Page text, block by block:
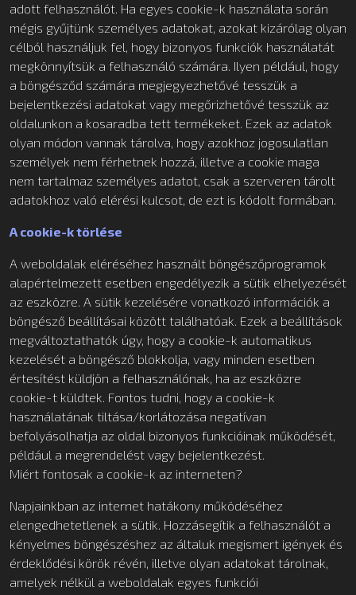
adott felhasználót. Ha egyes cookie-k használata során
mégis gyűjtünk személyes adatokat, azokat kizárólag olyan
célból használjuk fel, hogy bizonyos funkciók használatát
megkönnyítsük a felhasználó számára. Ilyen például, hogy
a böngésződ számára megjegyezhetővé tesszük a
bejelentkezési adatokat vagy megőrizhetővé tesszük az
oldalunkon a kosaradba tett termékeket. Ezek az adatok
olyan módon vannak tárolva, hogy azokhoz jogosulatlan
személyek nem férhetnek hozzá, illetve a cookie maga
nem tartalmaz személyes adatot, csak a szerveren tárolt
adatokhoz való elérési kulcsot, de ezt is kódolt formában.
A cookie-k törlése
A weboldalak eléréséhez használt böngészőprogramok
alapértelmezett esetben engedélyezik a sütik elhelyezését
az eszközre. A sütik kezelésére vonatkozó információk a
böngésző beállításai között találhatóak. Ezek a beállítások
megváltoztathatók úgy, hogy a cookie-k automatikus
kezelését a böngésző blokkolja, vagy minden esetben
értesítést küldjön a felhasználónak, ha az eszközre
cookie-t küldtek. Fontos tudni, hogy a cookie-k
használatának tiltása/korlátozása negatívan
befolyásolhatja az oldal bizonyos funkcióinak működését,
például a megrendelést vagy bejelentkezést.
Miért fontosak a cookie-k az interneten?
Napjainkban az internet hatákony működéséhez
elengedhetetlenek a sütik. Hozzásegítik a felhasználót a
kényelmes böngészéshez az általuk megismert igények és
érdeklődési körök révén, illetve olyan adatokat tárolnak,
amelyek nélkül a weboldalak egyes funkciói